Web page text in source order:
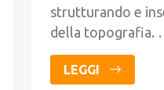
strutturando e
della topografia.
LEGGI